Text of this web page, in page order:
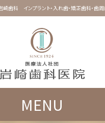
歯科 インプラント・入れ歯・矯正歯科・歯周
MENU